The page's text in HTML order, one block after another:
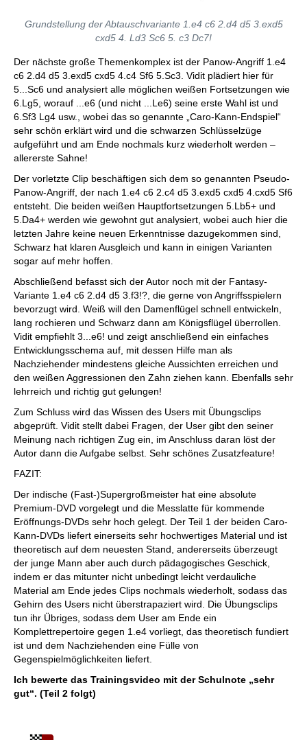
Grundstellung der Abtauschvariante 1.e4 c6 2.d4 d5 3.exd5
cxd5 4. Ld3 Sc6 5. c3 Dc7!
Der nächste große Themenkomplex ist der Panow-Angriff 1.e4
c6 2.d4 d5 3.exd5 cxd5 4.c4 Sf6 5.Sc3. Vidit plädiert hier für
5...Sc6 und analysiert alle möglichen weißen Fortsetzungen wie
6.Lg5, worauf ...e6 (und nicht ...Le6) seine erste Wahl ist und
6.Sf3 Lg4 usw., wobei das so genannte „Caro-Kann-Endspiel“
sehr schön erklärt wird und die schwarzen Schlüsselzüge
aufgeführt und am Ende nochmals kurz wiederholt werden –
allererste Sahne!
Der vorletzte Clip beschäftigen sich dem so genannten Pseudo-
Panow-Angriff, der nach 1.e4 c6 2.c4 d5 3.exd5 cxd5 4.cxd5 Sf6
entsteht. Die beiden weißen Hauptfortsetzungen 5.Lb5+ und
5.Da4+ werden wie gewohnt gut analysiert, wobei auch hier die
letzten Jahre keine neuen Erkenntnisse dazugekommen sind,
Schwarz hat klaren Ausgleich und kann in einigen Varianten
sogar auf mehr hoffen.
Abschließend befasst sich der Autor noch mit der Fantasy-
Variante 1.e4 c6 2.d4 d5 3.f3!?, die gerne von Angriffsspielern
bevorzugt wird. Weiß will den Damenflügel schnell entwickeln,
lang rochieren und Schwarz dann am Königsflügel überrollen.
Vidit empfiehlt 3...e6! und zeigt anschließend ein einfaches
Entwicklungsschema auf, mit dessen Hilfe man als
Nachziehender mindestens gleiche Aussichten erreichen und
den weißen Aggressionen den Zahn ziehen kann. Ebenfalls sehr
lehrreich und richtig gut gelungen!
Zum Schluss wird das Wissen des Users mit Übungsclips
abgeprüft. Vidit stellt dabei Fragen, der User gibt den seiner
Meinung nach richtigen Zug ein, im Anschluss daran löst der
Autor dann die Aufgabe selbst. Sehr schönes Zusatzfeature!
FAZIT:
Der indische (Fast-)Supergroßmeister hat eine absolute
Premium-DVD vorgelegt und die Messlatte für kommende
Eröffnungs-DVDs sehr hoch gelegt. Der Teil 1 der beiden Caro-
Kann-DVDs liefert einerseits sehr hochwertiges Material und ist
theoretisch auf dem neuesten Stand, andererseits überzeugt
der junge Mann aber auch durch pädagogisches Geschick,
indem er das mitunter nicht unbedingt leicht verdauliche
Material am Ende jedes Clips nochmals wiederholt, sodass das
Gehirn des Users nicht überstrapaziert wird. Die Übungsclips
tun ihr Übriges, sodass dem User am Ende ein
Komplettrepertoire gegen 1.e4 vorliegt, das theoretisch fundiert
ist und dem Nachziehenden eine Fülle von
Gegenspielmöglichkeiten liefert.
Ich bewerte das Trainingsvideo mit der Schulnote „sehr
gut“. (Teil 2 folgt)